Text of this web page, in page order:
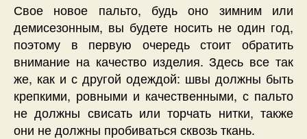
Свое новое пальто, будь оно зимним или
демисезонным, вы будете носить не один год,
поэтому в первую очередь стоит обратить
внимание на качество изделия. Здесь все так
же, как и с другой одеждой: швы должны быть
крепкими, ровными и качественными, с пальто
не должны свисать или торчать нитки, также
они не должны пробиваться сквозь ткань.